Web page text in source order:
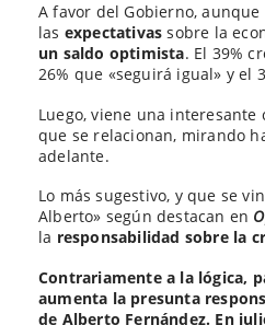
A favor del Gobierno, aunque
las expectativas sobre la
un saldo optimista. El 39%
26% que «seguirá igual» y el
Luego, viene una
que se relacionan, mirando
adelante.
Lo más sugestivo, y que se
Alberto» según destacan en
la responsabilidad sobre la
Contrariamente a la lógica,
aumenta la presunta
de Alberto Fernández. En